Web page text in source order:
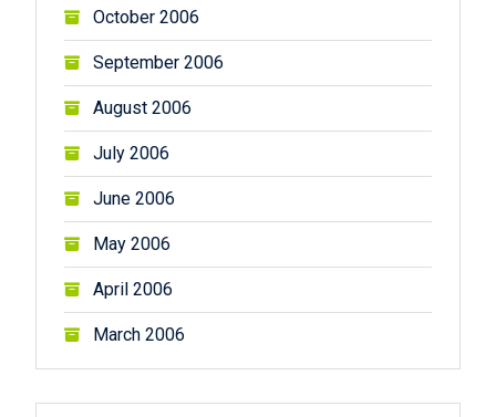
October 2006
September 2006
August 2006
July 2006
June 2006
May 2006
April 2006
March 2006